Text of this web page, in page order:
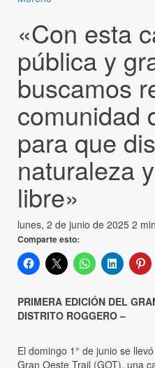
«Con esta
pública y
buscamos
comunidad
para que
naturaleza
libre»
lunes, 2 de junio de 2025 2
Comparte esto:
PRIMERA EDICIÓN DEL
DISTRITO ROGGERO –
El domingo 1° de junio se
Gran Oeste Trail (GOT), una